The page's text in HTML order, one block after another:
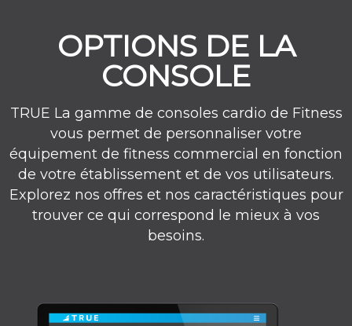
OPTIONS DE LA
CONSOLE
TRUE La gamme de consoles cardio de Fitness
vous permet de personnaliser votre
équipement de fitness commercial en fonction
de votre établissement et de vos utilisateurs.
Explorez nos offres et nos caractéristiques pour
trouver ce qui correspond le mieux à vos
besoins.